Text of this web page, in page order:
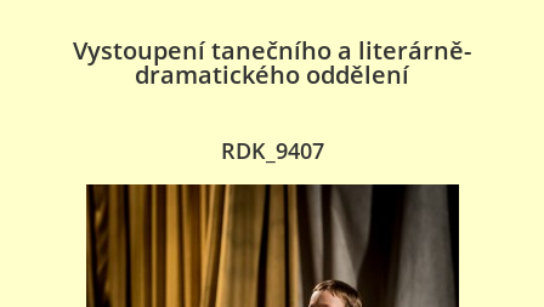
AKCE ŠKOLY
PRO RODIČE
TALENTOVÉ ZKOUŠKY
Vystoupení tanečního a literárně-
dramatického oddělení
RDK_9407